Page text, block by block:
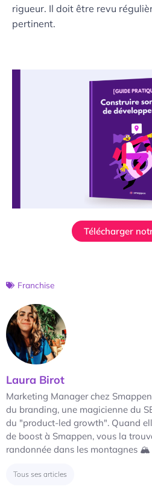
rigueur. Il doit être revu
pertinent.
Télécharger
Franchise
Laura Birot
Marketing Manager chez
du branding, une magicienne du
du "product-led growth". Quand
de boost à Smappen, vous la
randonnée dans les montagnes 🏔
Tous ses articles